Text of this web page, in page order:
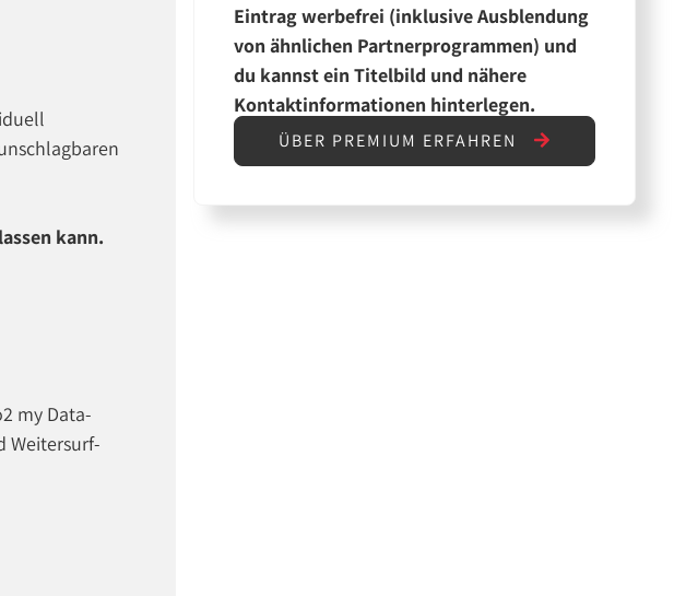
kann.
my Data-
Weitersurf-
Eintrag werbefrei (inklusive Ausblendung
von ähnlichen Partnerprogrammen) und
du kannst ein Titelbild und nähere
Kontaktinformationen hinterlegen.
ÜBER PREMIUM ERFAHREN